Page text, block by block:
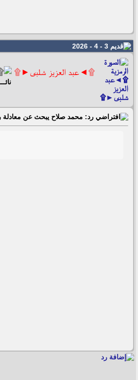
۩◄عبد العزيز شلبى►۩
رد: محمد صلاح يبحث عن